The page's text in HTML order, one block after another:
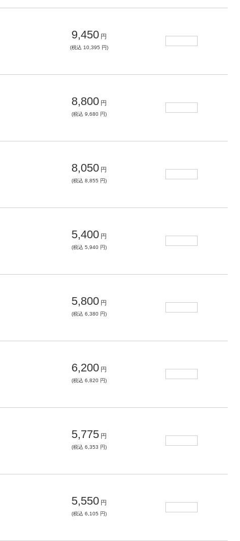
9,450 円
(税込 10,395 円)
8,800 円
(税込 9,680 円)
8,050 円
(税込 8,855 円)
5,400 円
(税込 5,940 円)
5,800 円
(税込 6,380 円)
6,200 円
(税込 6,820 円)
5,775 円
(税込 6,353 円)
5,550 円
(税込 6,105 円)